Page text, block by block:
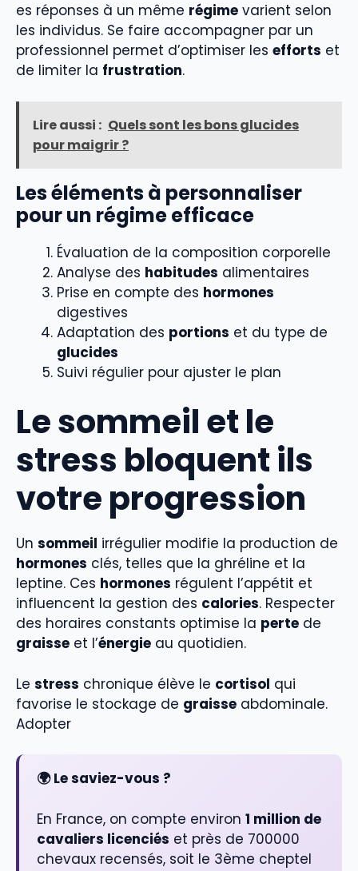
es réponses à un même régime varient selon
les individus. Se faire accompagner par un
professionnel permet d’optimiser les efforts et
de limiter la frustration.
Lire aussi : Quels sont les bons glucides
pour maigrir ?
Les éléments à personnaliser
pour un régime efficace
Évaluation de la composition corporelle
Analyse des habitudes alimentaires
Prise en compte des hormones
digestives
Adaptation des portions et du type de
glucides
Suivi régulier pour ajuster le plan
Le sommeil et le
stress bloquent ils
votre progression
Un sommeil irrégulier modifie la production de
hormones clés, telles que la ghréline et la
leptine. Ces hormones régulent l’appétit et
influencent la gestion des calories. Respecter
des horaires constants optimise la perte de
graisse et l’énergie au quotidien.
Le stress chronique élève le cortisol qui
favorise le stockage de graisse abdominale.
Adopter
🌍 Le saviez-vous ?
En France, on compte environ 1 million de
cavaliers licenciés et près de 700000
chevaux recensés, soit le 3ème cheptel